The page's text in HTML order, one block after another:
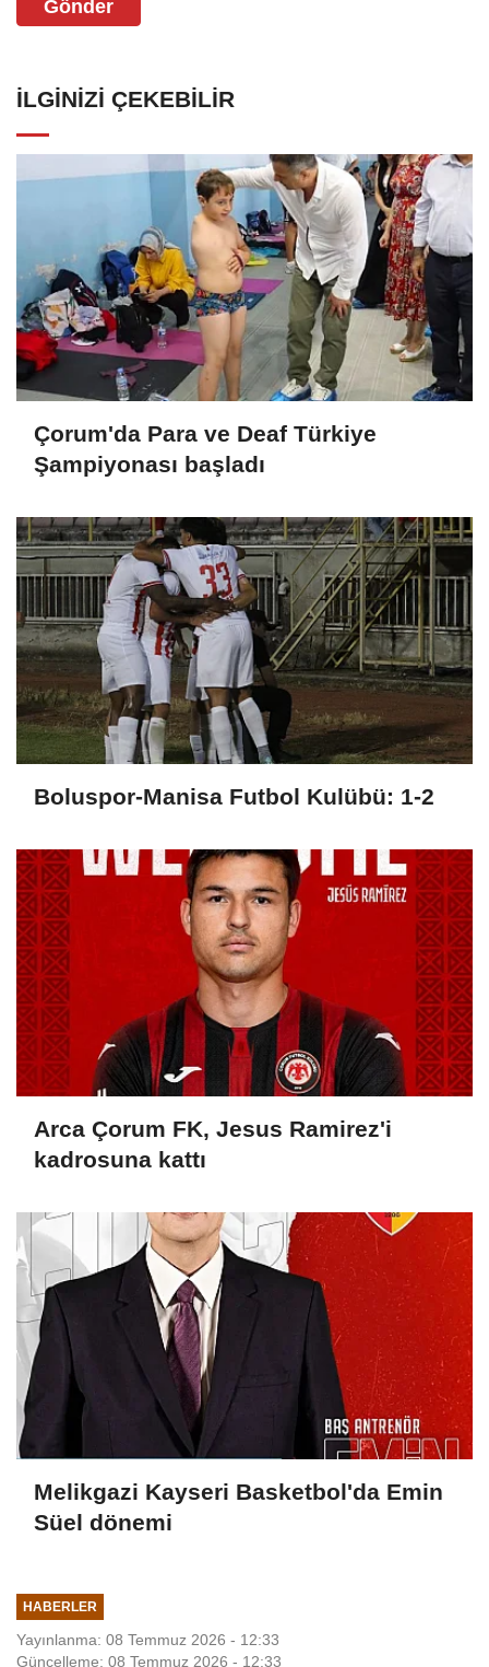
Gönder
İLGINIZI ÇEKEBILIR
Çorum'da Para ve Deaf Türkiye
Şampiyonası başladı
Boluspor-Manisa Futbol Kulübü: 1-2
Arca Çorum FK, Jesus Ramirez'i
kadrosuna kattı
Melikgazi Kayseri Basketbol'da Emin
Süel dönemi
HABERLER
Yayınlanma: 08 Temmuz 2026 - 12:33
Güncelleme: 08 Temmuz 2026 - 12:33